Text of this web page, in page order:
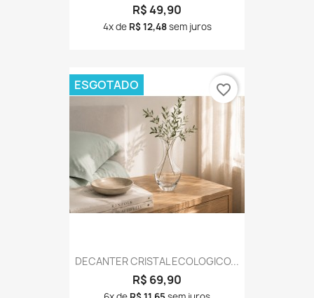
R$ 49,90
4x de R$ 12,48sem juros
DECANTER CRISTAL ECOLOGICO...
R$ 69,90
ESGOTADO favorite_border